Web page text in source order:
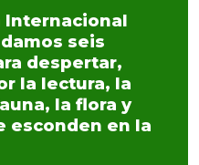
Internacional
seis
despertar,
la lectura, la
la flora y
esconden en la